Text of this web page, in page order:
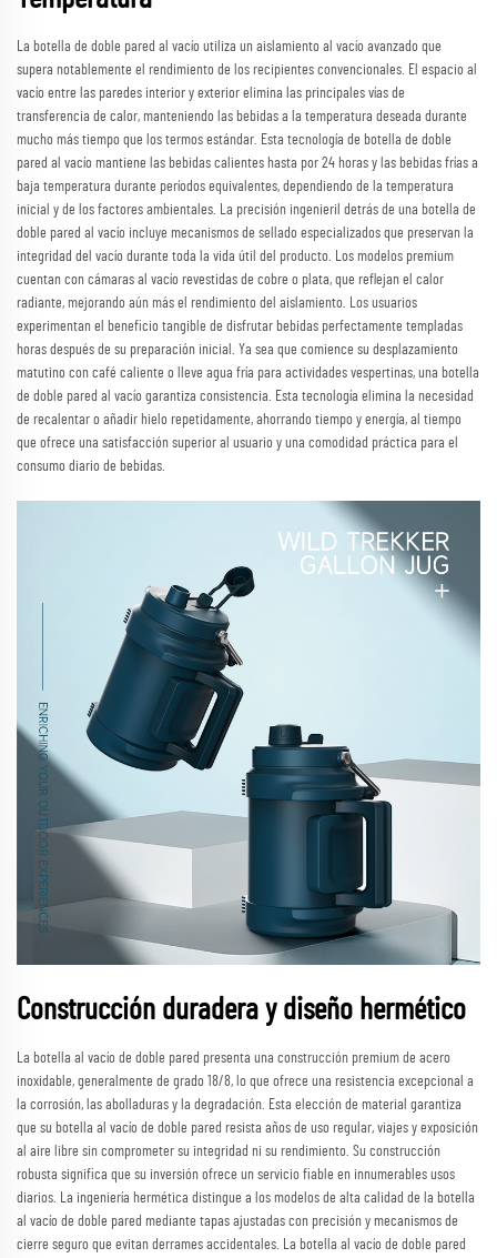
La botella de doble pared al vacío utiliza un aislamiento al vacío avanzado que
supera notablemente el rendimiento de los recipientes convencionales. El espacio al
vacío entre las paredes interior y exterior elimina las principales vías de
transferencia de calor, manteniendo las bebidas a la temperatura deseada durante
mucho más tiempo que los termos estándar. Esta tecnología de botella de doble
pared al vacío mantiene las bebidas calientes hasta por 24 horas y las bebidas frías a
baja temperatura durante períodos equivalentes, dependiendo de la temperatura
inicial y de los factores ambientales. La precisión ingenieril detrás de una botella de
doble pared al vacío incluye mecanismos de sellado especializados que preservan la
integridad del vacío durante toda la vida útil del producto. Los modelos premium
cuentan con cámaras al vacío revestidas de cobre o plata, que reflejan el calor
radiante, mejorando aún más el rendimiento del aislamiento. Los usuarios
experimentan el beneficio tangible de disfrutar bebidas perfectamente templadas
horas después de su preparación inicial. Ya sea que comience su desplazamiento
matutino con café caliente o lleve agua fría para actividades vespertinas, una botella
de doble pared al vacío garantiza consistencia. Esta tecnología elimina la necesidad
de recalentar o añadir hielo repetidamente, ahorrando tiempo y energía, al tiempo
que ofrece una satisfacción superior al usuario y una comodidad práctica para el
consumo diario de bebidas.
Construcción duradera y diseño hermético
La botella al vacío de doble pared presenta una construcción premium de acero
inoxidable, generalmente de grado 18/8, lo que ofrece una resistencia excepcional a
la corrosión, las abolladuras y la degradación. Esta elección de material garantiza
que su botella al vacío de doble pared resista años de uso regular, viajes y exposición
al aire libre sin comprometer su integridad ni su rendimiento. Su construcción
robusta significa que su inversión ofrece un servicio fiable en innumerables usos
diarios. La ingeniería hermética distingue a los modelos de alta calidad de la botella
al vacío de doble pared mediante tapas ajustadas con precisión y mecanismos de
cierre seguro que evitan derrames accidentales. La botella al vacío de doble pared